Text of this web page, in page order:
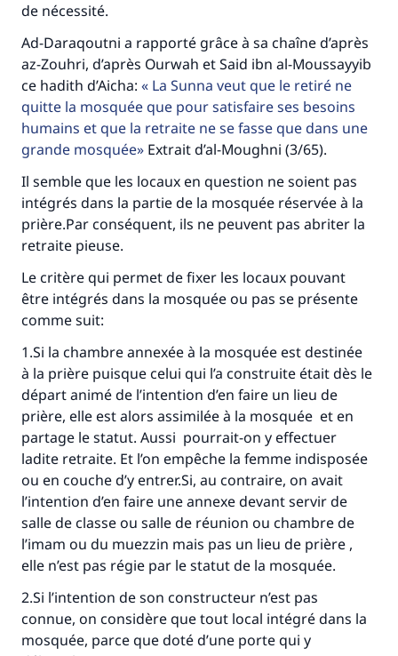
de nécessité.
Ad-Daraqoutni a rapporté grâce à sa chaîne d’après
az-Zouhri, d’après Ourwah et Said ibn al-Moussayyib
ce hadith d’Aicha:
La Sunna veut que le retiré ne
quitte la mosquée que pour satisfaire ses besoins
humains et que la retraite ne se fasse que dans une
grande mosquée Extrait d’al-Moughni (3/65).
Il semble que les locaux en question ne soient pas
intégrés dans la partie de la mosquée réservée à la
prière.Par conséquent, ils ne peuvent pas abriter la
retraite pieuse.
Le critère qui permet de fixer les locaux pouvant
être intégrés dans la mosquée ou pas se présente
comme suit:
1.Si la chambre annexée à la mosquée est destinée
à la prière puisque celui qui l’a construite était dès le
départ animé de l’intention d’en faire un lieu de
prière, elle est alors assimilée à la mosquée et en
partage le statut. Aussi pourrait-on y effectuer
ladite retraite. Et l’on empêche la femme indisposée
ou en couche d’y entrer.Si, au contraire, on avait
l’intention d’en faire une annexe devant servir de
salle de classe ou salle de réunion ou chambre de
l’imam ou du muezzin mais pas un lieu de prière ,
elle n’est pas régie par le statut de la mosquée.
2.Si l’intention de son constructeur n’est pas
connue, on considère que tout local intégré dans la
mosquée, parce que doté d’une porte qui y
Faites une différence dans la vie de
millions de personnes grâce à votre